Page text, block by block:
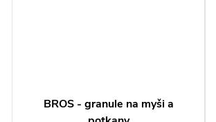
BROS - granule na myši a